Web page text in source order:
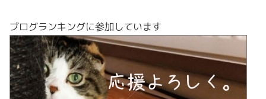
ブログランキングに参加しています